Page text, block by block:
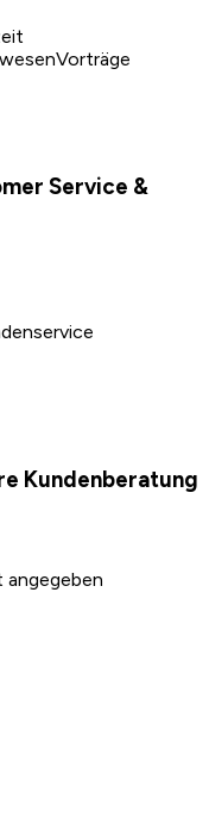
Vorträge
Service &
Kundenberatung
angegeben